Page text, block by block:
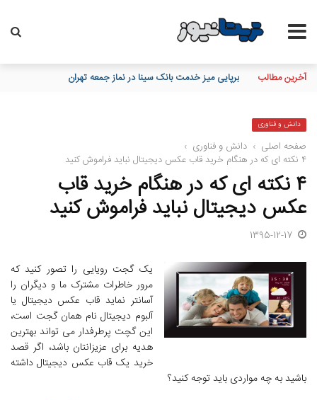
آخرین مطالب برپایی میز خدمت بانک سینا در نماز جمعه تهران
دانش و فناوری
صفحه اصلی › دانش و فناوری ›
۴ نکته ای که در هنگام خرید قاب عکس دیجیتال نباید فراموش کنید
۴ نکته ای که در هنگام خرید قاب
عکس دیجیتال نباید فراموش کنید
1395-12-17
یک گجت رویایی را تصور کنید که
مرور خاطرات مشترک ما و دیگران را
آسانتر نماید قاب عکس دیجیتال یا
آلبوم دیجیتال نام همان گجت است،
این گچت پرطرفدار می تواند بهترین
هدیه برای عزیزانتان باشد، اگر قصد
خرید یک قاب عکس دیجیتال داشته
باشید به چه مواردی باید توجه کنید؟